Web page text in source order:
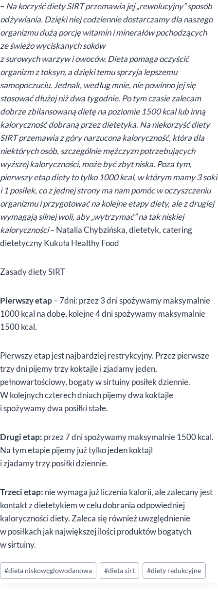
–Na korzyść diety SIRT przemawia jej „rewolucyjny” sposób
odżywiania. Dzięki niej codziennie dostarczamy dla naszego
organizmu dużą porcję witamin i minerałów pochodzących
ze świeżo wyciskanych soków
z surowych warzyw i owoców. Dieta pomaga oczyścić
organizm z toksyn, a dzięki temu sprzyja lepszemu
samopoczuciu. Jednak, według mnie, nie powinno jej się
stosować dłużej niż dwa tygodnie. Po tym czasie zalecam
dobrze zbilansowaną dietę na poziomie 1500 kcal lub inną
kaloryczność dobraną przez dietetyka. Na niekorzyść diety
SIRT przemawia z góry narzucona kaloryczność, która dla
niektórych osób, szczególnie mężczyzn potrzebujących
wyższej kaloryczności, może być zbyt niska. Poza tym,
pierwszy etap diety to tylko 1000 kcal, w którym mamy 3 soki
i 1 posiłek, co z jednej strony ma nam pomóc w oczyszczeniu
organizmu i przygotować na kolejne etapy diety, ale z drugiej
wymagają silnej woli, aby „wytrzymać” na tak niskiej
kaloryczności– Natalia Chybzińska, dietetyk, catering
dietetyczny Kukuła Healthy Food
Zasady diety SIRT
Pierwszy etap– 7dni: przez 3 dni spożywamy maksymalnie
1000 kcal na dobę, kolejne 4 dni spożywamy maksymalnie
1500 kcal.
Pierwszy etap jest najbardziej restrykcyjny. Przez pierwsze
trzy dni pijemy trzy koktajle i zjadamy jeden,
pełnowartościowy, bogaty w sirtuiny posiłek dziennie.
W kolejnych czterech dniach pijemy dwa koktajle
i spożywamy dwa posiłki stałe.
Drugi etap: przez 7 dni spożywamy maksymalnie 1500 kcal.
Na tym etapie pijemy już tylko jeden koktajl
i zjadamy trzy posiłki dziennie.
Trzeci etap: nie wymaga już liczenia kalorii, ale zalecany jest
kontakt z dietetykiem w celu dobrania odpowiedniej
kaloryczności diety. Zaleca się również uwzględnienie
w posiłkach jak największej ilości produktów bogatych
w sirtuiny.
Tagi
wpisu:
#dieta niskowęglowodanowa #dieta sirt #diety redukcyjne